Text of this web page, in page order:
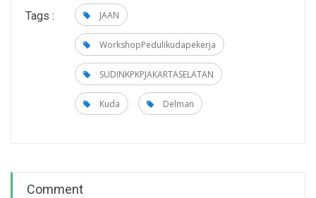
Tags : JAAN
WorkshopPedulikudapekerja
SUDINKPKPJAKARTASELATAN
Kuda Delman
Comment